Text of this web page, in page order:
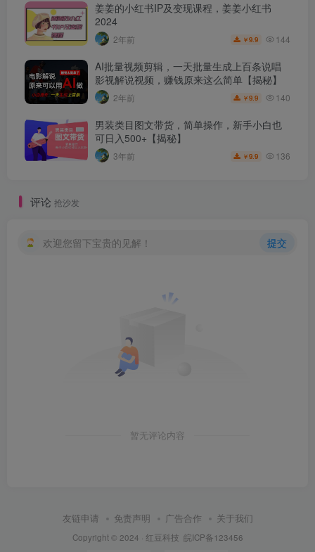
姜姜的小红书IP及变现课程，姜姜小红书
2024
2年前 ￥9.9 144
AI批量视频剪辑，一天批量生成上百条说唱
影视解说视频，赚钱原来这么简单【揭秘】
2年前 ￥9.9 140
男装类目图文带货，简单操作，新手小白也
可日入500+【揭秘】
3年前 ￥9.9 136
评论 抢沙发
欢迎您留下宝贵的见解！ 提交
暂无评论内容
友链申请 免责声明 广告合作 关于我们
Copyright © 2024 · 红豆科技 皖ICP备123456